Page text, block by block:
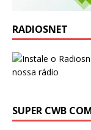
RADIOSNET
SUPER CWB